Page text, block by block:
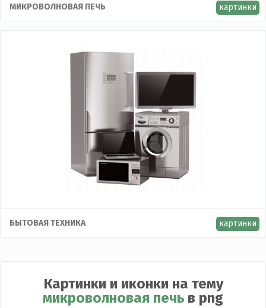
МИКРОВОЛНОВАЯ ПЕЧЬ картинки
БЫТОВАЯ ТЕХНИКА картинки
Картинки и иконки на тему
микроволновая печь в png